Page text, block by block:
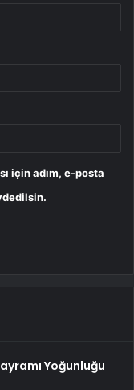
için adım, e-posta
Yoğunluğu